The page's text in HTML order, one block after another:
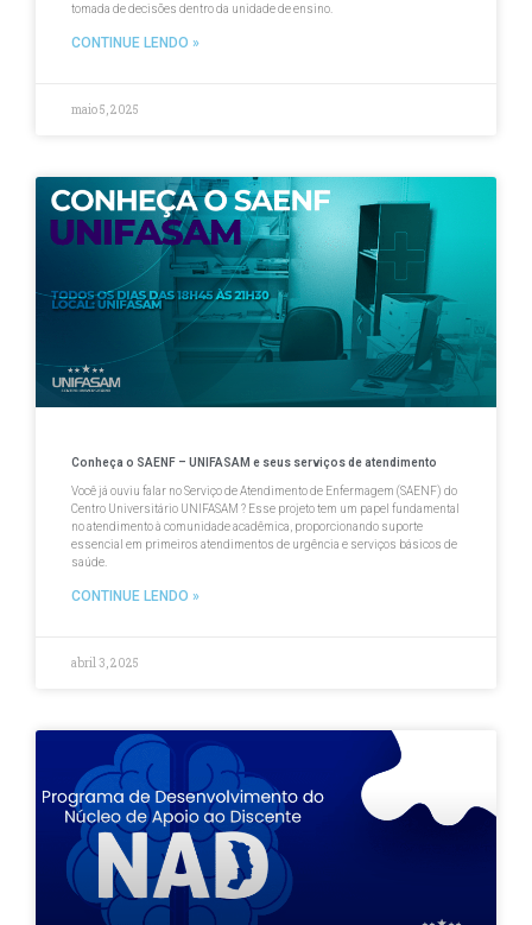
tomada de decisões dentro da unidade de ensino.
CONTINUE LENDO »
maio 5, 2025
Conheça o SAENF – UNIFASAM e seus serviços de atendimento
Você já ouviu falar no Serviço de Atendimento de Enfermagem (SAENF) do
Centro Universitário UNIFASAM ? Esse projeto tem um papel fundamental
no atendimento à comunidade acadêmica, proporcionando suporte
essencial em primeiros atendimentos de urgência e serviços básicos de
saúde.
CONTINUE LENDO »
abril 3, 2025